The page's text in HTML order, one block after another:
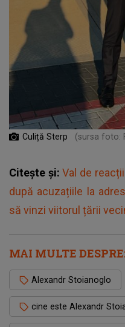
Culiță Sterp (sursa foto:
Citește și:Val de
după acuzațiile la
să vinzi viitorul țării
MAI MULTE
Alexandr Stoianoglo
cine este Alexandr